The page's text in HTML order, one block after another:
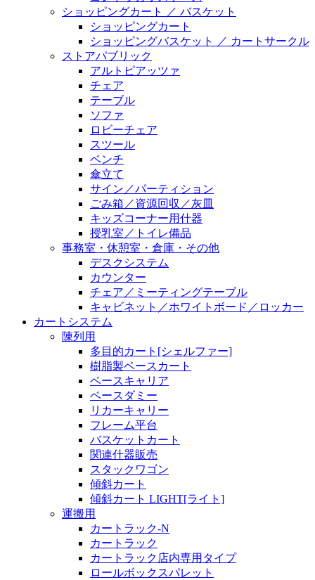
ショッピングカート ／ バスケット
ショッピングカート
ショッピングバスケット ／ カートサークル
ストアパブリック
アルトピアッツァ
チェア
テーブル
ソファ
ロビーチェア
スツール
ベンチ
傘立て
サイン／パーティション
ごみ箱／資源回収／灰皿
キッズコーナー用什器
授乳室／トイレ備品
事務室・休憩室・倉庫・その他
デスクシステム
カウンター
チェア／ミーティングテーブル
キャビネット／ホワイトボード／ロッカー
カートシステム
陳列用
多目的カート[シェルファー]
樹脂製ベースカート
ベースキャリア
ベースダミー
リカーキャリー
フレーム平台
バスケットカート
関連什器販売
スタックワゴン
傾斜カート
傾斜カート LIGHT[ライト]
運搬用
カートラック-N
カートラック
カートラック店内専用タイプ
ロールボックスパレット